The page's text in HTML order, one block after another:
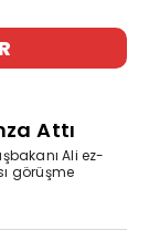
Attı
Ali ez-
görüşme